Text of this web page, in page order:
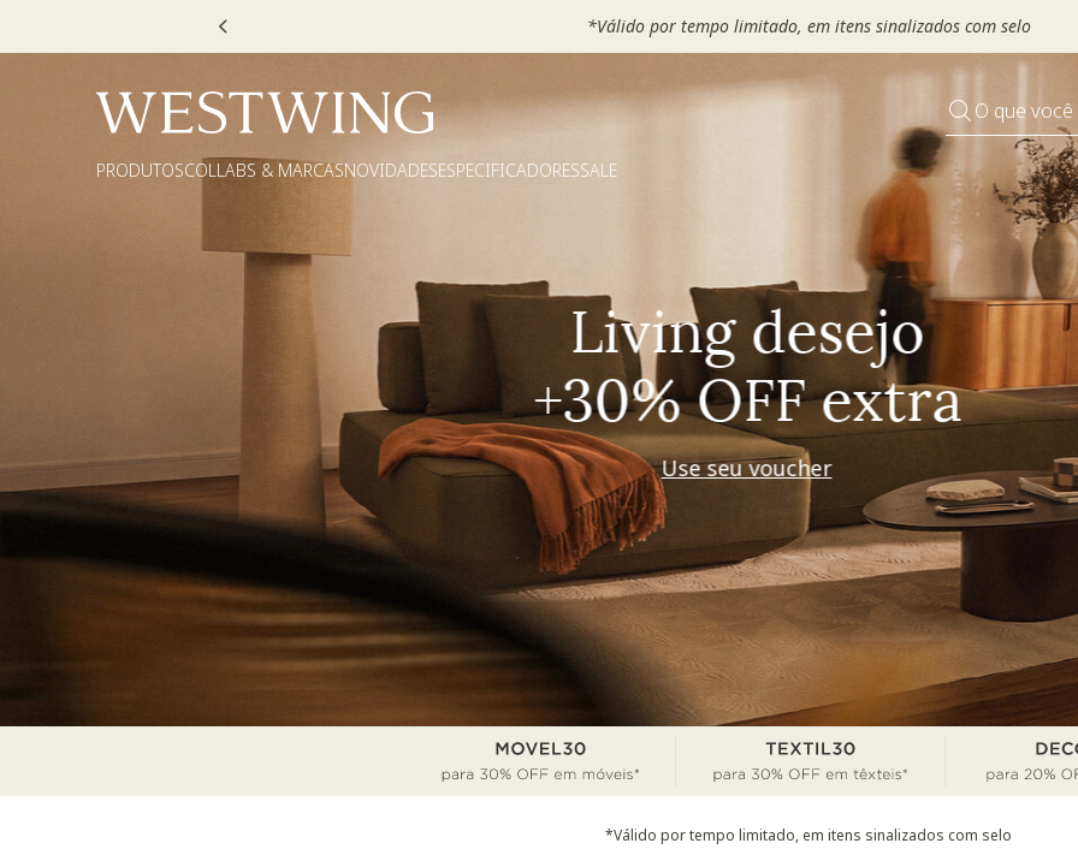
Escolha seu VOUCHER e ganhe até 30% OFF*: useMOVEL30, TEXTIL30 OU
O que
PRODUTOSCOLLABS & MARCASNOVIDADESESPECIFICADORESSALE
Pequenos rituais
Grandes mudanças
Decorar
*Válido por tempo limitado, em itens sinalizados com selo